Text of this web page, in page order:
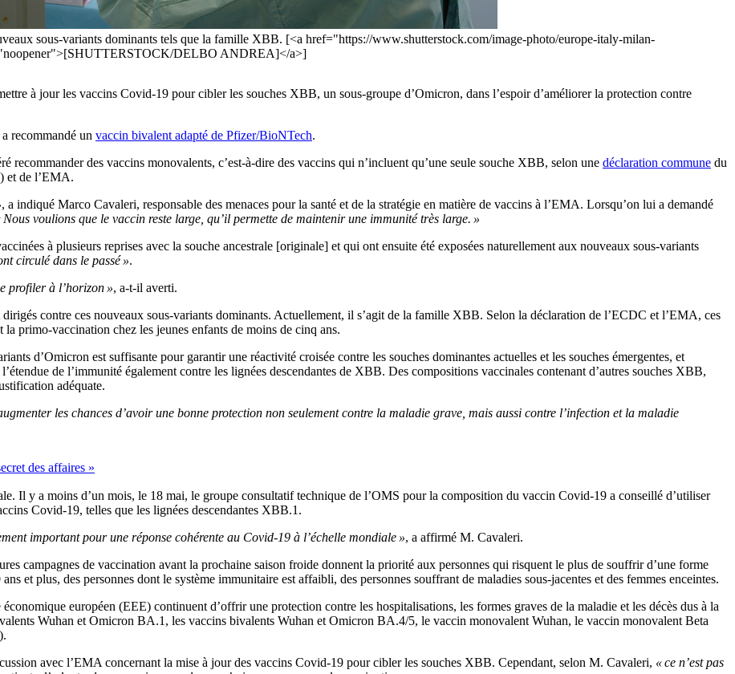
sous-variants dominants tels que la famille XBB. [<a href="https://www.shutterstock.com/image-photo/europe-italy-milan-
DELBO ANDREA]</a>]
à jour les vaccins Covid-19 pour cibler les souches XBB, un sous-groupe d’Omicron, dans l’espoir d’améliorer la protection contre
recommandé un vaccin bivalent adapté de Pfizer/BioNTech.
recommander des vaccins monovalents, c’est-à-dire des vaccins qui n’incluent qu’une seule souche XBB, selon une déclaration commune du
et de l’EMA.
, a indiqué Marco Cavaleri, responsable des menaces pour la santé et de la stratégie en matière de vaccins à l’EMA. Lorsqu’on lui a demandé
Nous voulions que le vaccin reste large, qu’il permette de maintenir une immunité très large. »
à plusieurs reprises avec la souche ancestrale [originale] et qui ont ensuite été exposées naturellement aux nouveaux sous-variants
circulé dans le passé ».
profiler à l’horizon », a-t-il averti.
contre ces nouveaux sous-variants dominants. Actuellement, il s’agit de la famille XBB. Selon la déclaration de l’ECDC et l’EMA, ces
primo-vaccination chez les jeunes enfants de moins de cinq ans.
d’Omicron est suffisante pour garantir une réactivité croisée contre les souches dominantes actuelles et les souches émergentes, et
de l’immunité également contre les lignées descendantes de XBB. Des compositions vaccinales contenant d’autres souches XBB,
adéquate.
les chances d’avoir une bonne protection non seulement contre la maladie grave, mais aussi contre l’infection et la maladie
des affaires »
Il y a moins d’un mois, le 18 mai, le groupe consultatif technique de l’OMS pour la composition du vaccin Covid-19 a conseillé d’utiliser
Covid-19, telles que les lignées descendantes XBB.1.
important pour une réponse cohérente au Covid-19 à l’échelle mondiale », a affirmé M. Cavaleri.
campagnes de vaccination avant la prochaine saison froide donnent la priorité aux personnes qui risquent le plus de souffrir d’une forme
et plus, des personnes dont le système immunitaire est affaibli, des personnes souffrant de maladies sous-jacentes et des femmes enceintes.
européen (EEE) continuent d’offrir une protection contre les hospitalisations, les formes graves de la maladie et les décès dus à la
Wuhan et Omicron BA.1, les vaccins bivalents Wuhan et Omicron BA.4/5, le vaccin monovalent Wuhan, le vaccin monovalent Beta
avec l’EMA concernant la mise à jour des vaccins Covid-19 pour cibler les souches XBB. Cependant, selon M. Cavaleri, « ce n’est pas